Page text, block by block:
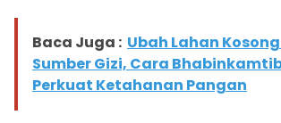
Baca Juga : Ubah Lahan
Sumber Gizi, Cara
Perkuat Ketahanan Pangan